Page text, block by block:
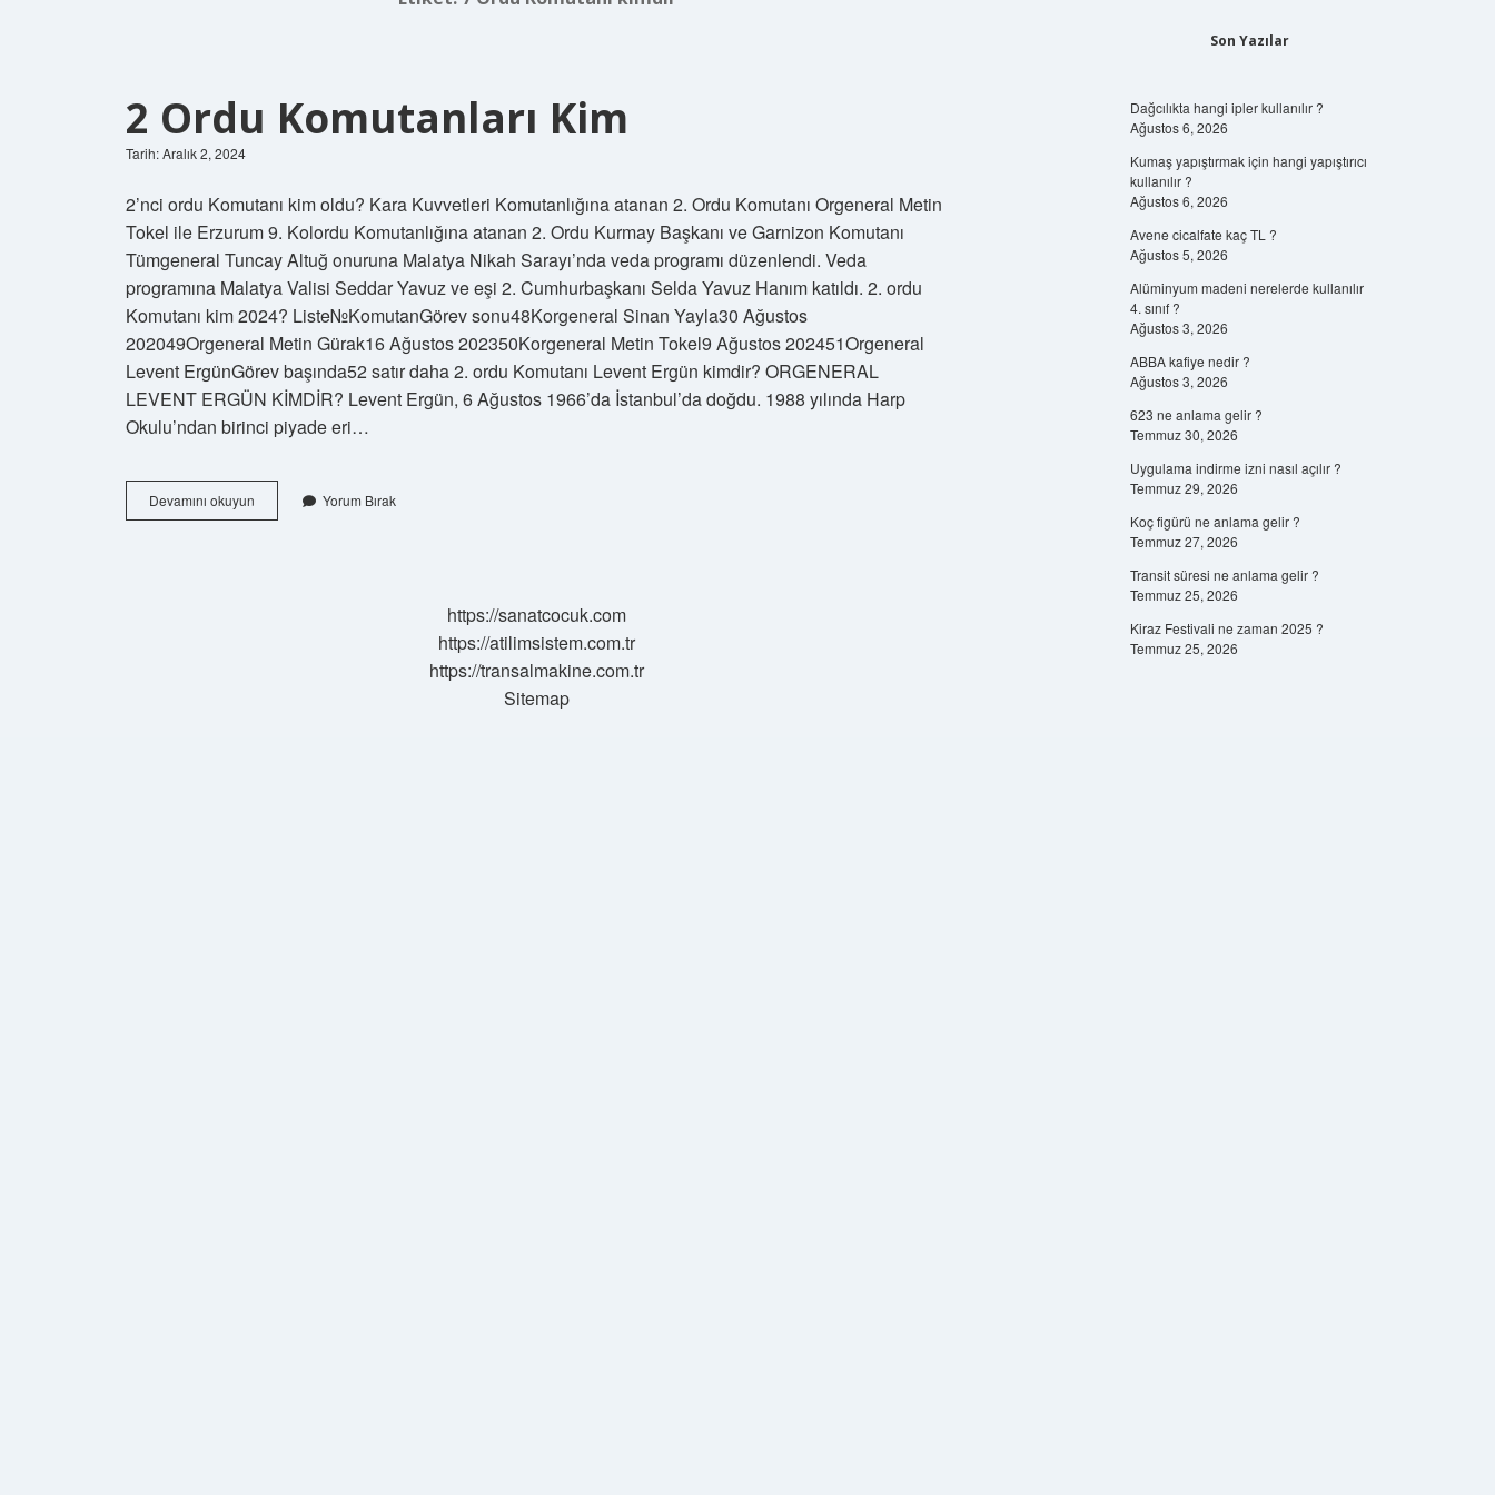
2 Ordu Komutanları Kim
Tarih: Aralık 2, 2024
2’nci ordu Komutanı kim oldu? Kara Kuvvetleri Komutanlığına atanan 2. Ordu Komutanı Orgeneral Metin
Tokel ile Erzurum 9. Kolordu Komutanlığına atanan 2. Ordu Kurmay Başkanı ve Garnizon Komutanı
Tümgeneral Tuncay Altuğ onuruna Malatya Nikah Sarayı’nda veda programı düzenlendi. Veda
programına Malatya Valisi Seddar Yavuz ve eşi 2. Cumhurbaşkanı Selda Yavuz Hanım katıldı. 2. ordu
Komutanı kim 2024? Liste№KomutanGörev sonu48Korgeneral Sinan Yayla30 Ağustos
202049Orgeneral Metin Gürak16 Ağustos 202350Korgeneral Metin Tokel9 Ağustos 202451Orgeneral
Levent ErgünGörev başında52 satır daha 2. ordu Komutanı Levent Ergün kimdir? ORGENERAL
LEVENT ERGÜN KİMDİR? Levent Ergün, 6 Ağustos 1966’da İstanbul’da doğdu. 1988 yılında Harp
Okulu’ndan birinci piyade eri…
Devamını okuyun
Ordu
Yorum Bırak
https://sanatcocuk.com
https://atilimsistem.com.tr
https://transalmakine.com.tr
Sitemap
Son Yazılar
Dağcılıkta hangi ipler kullanılır ?
Ağustos 6, 2026
Kumaş yapıştırmak için hangi yapıştırıcı
kullanılır ?
Ağustos 6, 2026
Avene cicalfate kaç TL ?
Ağustos 5, 2026
Alüminyum madeni nerelerde kullanılır
4. sınıf ?
Ağustos 3, 2026
ABBA kafiye nedir ?
Ağustos 3, 2026
623 ne anlama gelir ?
Temmuz 30, 2026
Uygulama indirme izni nasıl açılır ?
Temmuz 29, 2026
Koç figürü ne anlama gelir ?
Temmuz 27, 2026
Transit süresi ne anlama gelir ?
Temmuz 25, 2026
Kiraz Festivali ne zaman 2025 ?
Temmuz 25, 2026